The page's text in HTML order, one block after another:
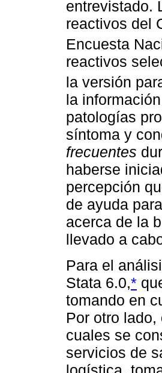
entrevistado.
reactivos del
Encuesta
reactivos
la versión
la
patologías
síntoma y
frecuentes
haberse
percepción
de ayuda
acerca de la
llevado a
Para el
Stata 6.0,*
tomando en
Por otro
cuales se
servicios de